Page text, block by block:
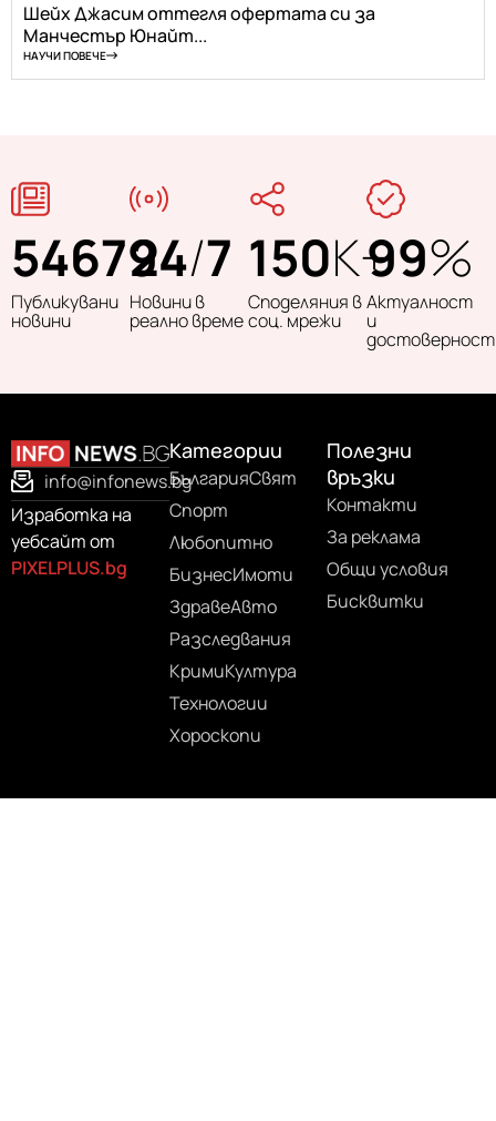
Шейх Джасим оттегля офертата си за
Манчестър Юнайт...
НАУЧИ ПОВЕЧЕ
54679
Публикувани
новини
24/7
Новини в
реално време
150K+
Споделяния в
соц. мрежи
99%
Актуалност
и
достоверност
info@infonews.bg
Изработка на
уебсайт от
PIXELPLUS.bg
Категории
БългарияСвят
Спорт
Любопитно
БизнесИмоти
ЗдравеАвто
Разследвания
КримиКултура
Технологии
Хороскопи
Полезни
връзки
Контакти
За реклама
Общи условия
Бисквитки